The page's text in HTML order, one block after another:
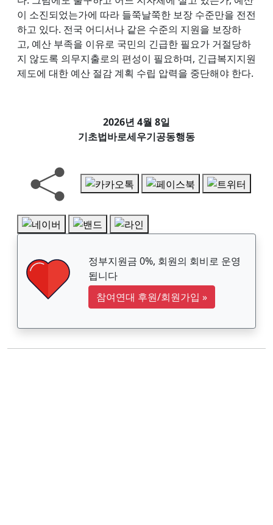
이 소진되었는가에 따라 들쭉날쭉한 보장 수준만을 전전
하고 있다. 전국 어디서나 같은 수준의 지원을 보장하
고, 예산 부족을 이유로 국민의 긴급한 필요가 거절당하
지 않도록 의무지출로의 편성이 필요하며, 긴급복지지원
제도에 대한 예산 절감 계획 수립 압력을 중단해야 한다.
2026년 4월 8일
기초법바로세우기공동행동
정부지원금 0%, 회원의 회비로 운영
됩니다
참여연대 후원/회원가입 »